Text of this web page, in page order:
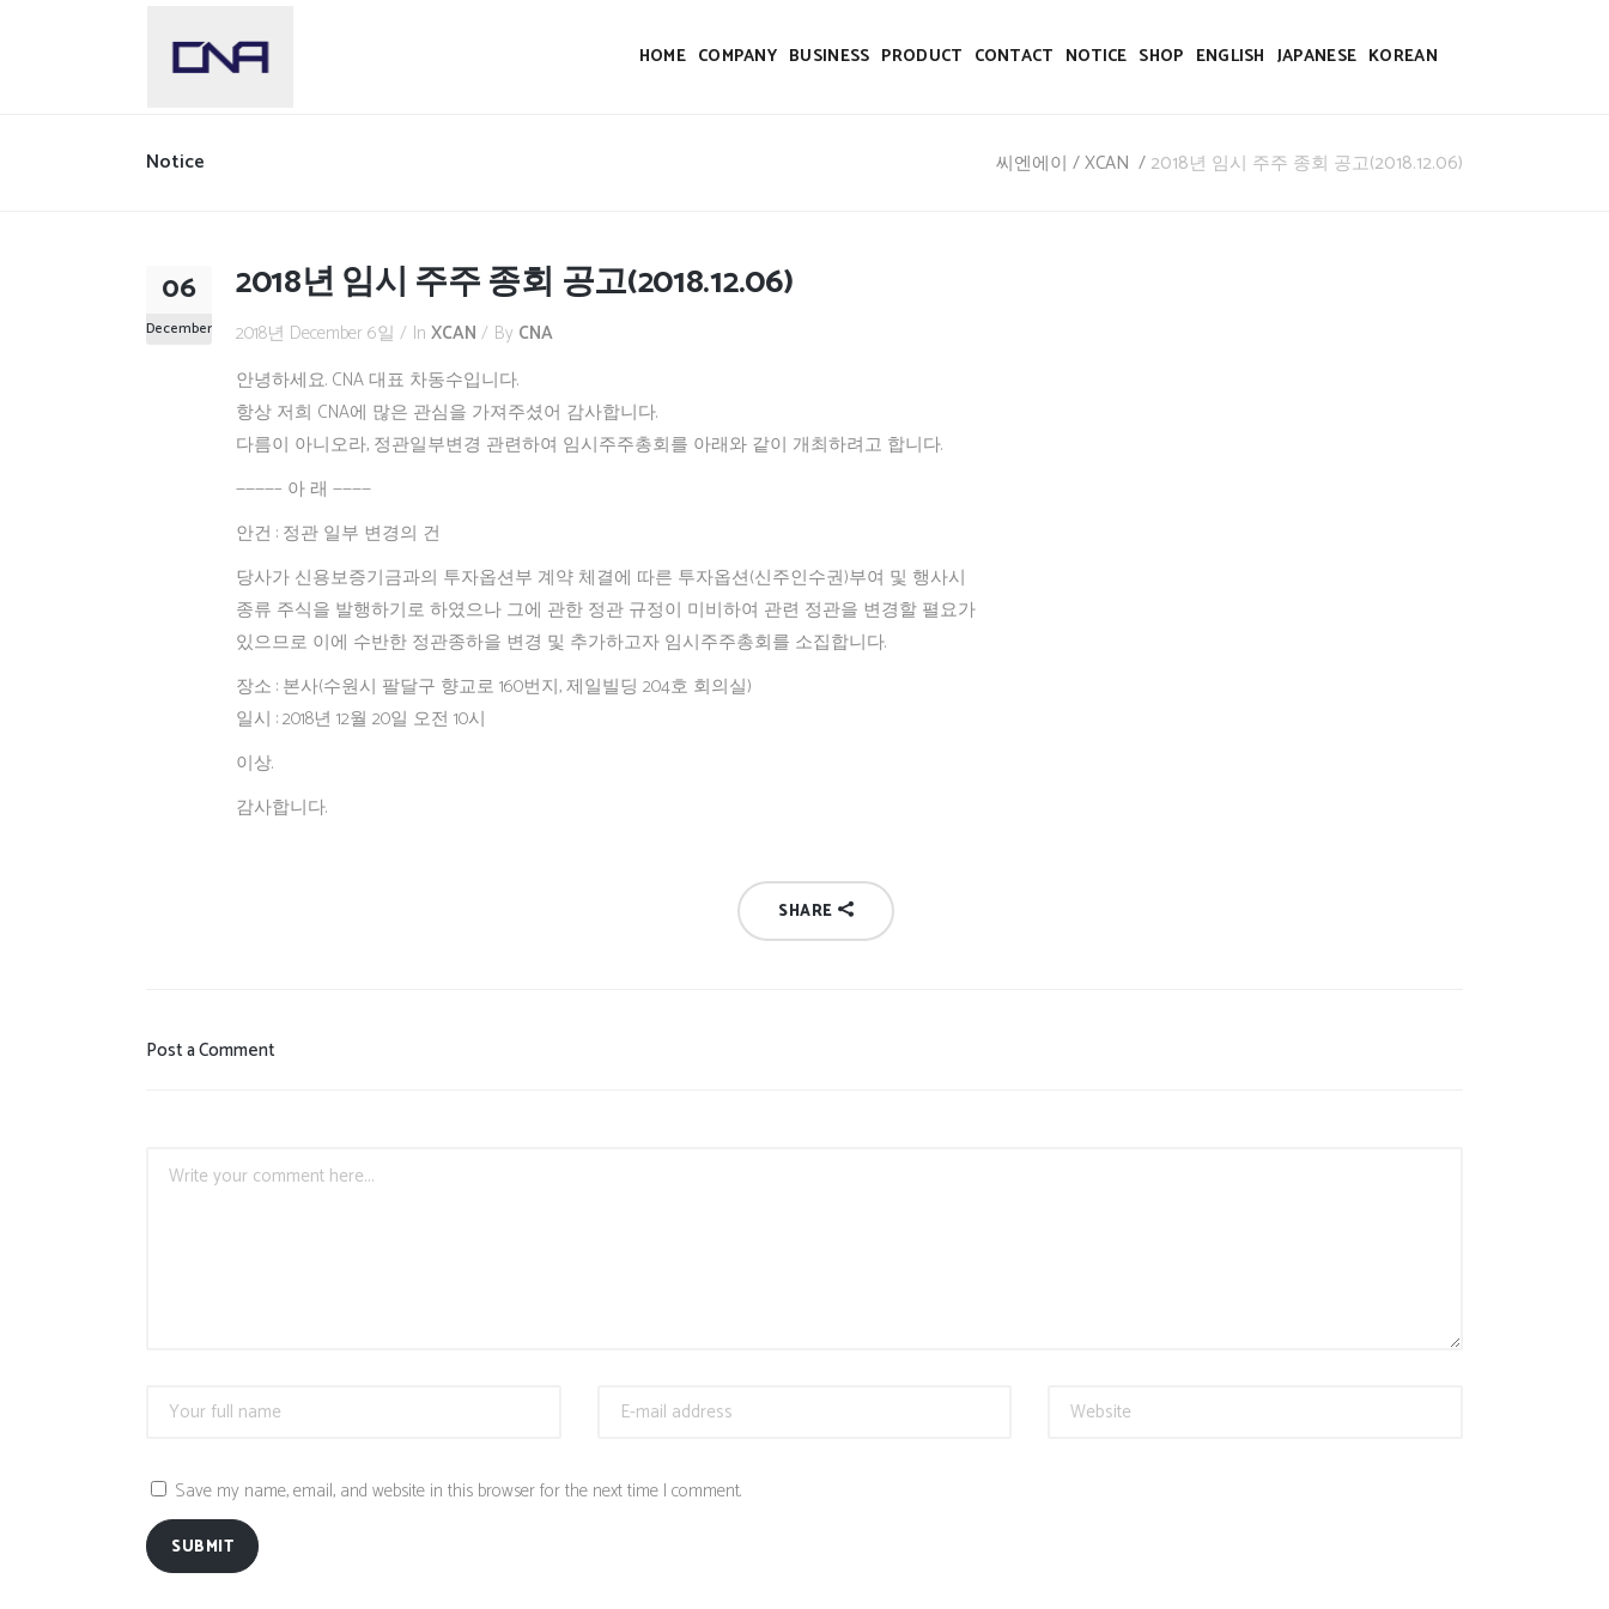
HOME COMPANY BUSINESS PRODUCT CONTACT NOTICE SHOP ENGLISH JAPANESE KOREAN
Notice 씨엔에이 /XCAN / 2018년 임시 주주 종회 공고(2018.12.06)
06
December
2018년 임시 주주 종회 공고(2018.12.06)
2018년 December 6일 In XCAN By CNA
안녕하세요. CNA 대표 차동수입니다.
항상 저희 CNA에 많은 관심을 가져주셨어 감사합니다.
다름이 아니오라, 정관일부변경 관련하여 임시주주총회를 아래와 같이 개최하려고 합니다.
————– 아 래 ————
안건 : 정관 일부 변경의 건
당사가 신용보증기금과의 투자옵션부 계약 체결에 따른 투자옵션(신주인수권)부여 및 행사시
종류 주식을 발행하기로 하였으나 그에 관한 정관 규정이 미비하여 관련 정관을 변경할 펼요가
있으므로 이에 수반한 정관종하을 변경 및 추가하고자 임시주주총회를 소집합니다.
장소 : 본사(수원시 팔달구 향교로 160번지, 제일빌딩 204호 회의실)
일시 : 2018년 12월 20일 오전 10시
이상.
감사합니다.
SHARE
Post a Comment
Save my name, email, and website in this browser for the next time I comment.
SUBMIT